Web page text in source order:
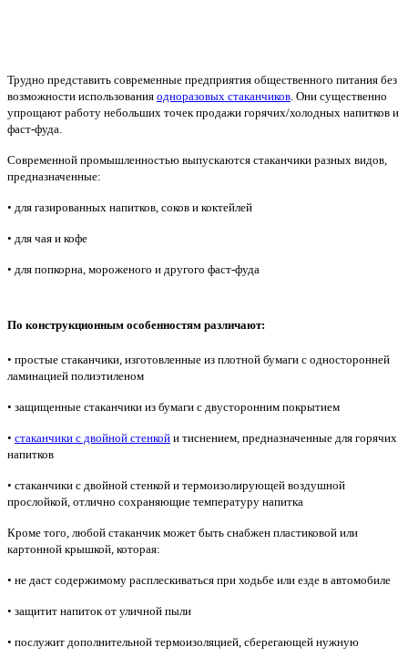
Трудно представить современные предприятия общественного питания без
возможности использования одноразовых стаканчиков . Они существенно
упрощают работу небольших точек продажи горячих/холодных напитков и
фаст-фуда.
Современной промышленностью выпускаются стаканчики разных видов,
предназначенные:
• для газированных напитков, соков и коктейлей
• для чая и кофе
• для попкорна, мороженого и другого фаст-фуда
По конструкционным особенностям различают:
• простые стаканчики, изготовленные из плотной бумаги с односторонней
ламинацией полиэтиленом
• защищенные стаканчики из бумаги с двусторонним покрытием
• стаканчики с двойной стенкой и тиснением, предназначенные для горячих
напитков
• стаканчики с двойной стенкой и термоизолирующей воздушной
прослойкой, отлично сохраняющие температуру напитка
Кроме того, любой стаканчик может быть снабжен пластиковой или
картонной крышкой, которая:
• не даст содержимому расплескиваться при ходьбе или езде в автомобиле
• защитит напиток от уличной пыли
• послужит дополнительной термоизоляцией, сберегающей нужную